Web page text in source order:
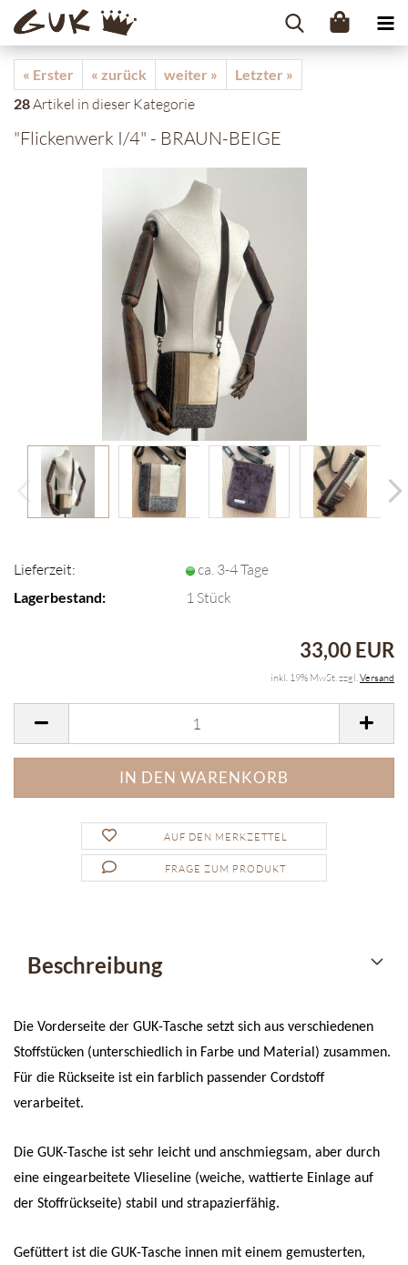
« Erster « zurück weiter »
Letzter »
28Artikel in dieser Kategorie
"Flickenwerk I/4" - BRAUN-BEIGE
Lieferzeit: ca. 3-4 Tage
Lagerbestand: 1 Stück
33,00 EUR
inkl. 19% MwSt. zzgl.Versand
AUF DEN MERKZETTEL
FRAGE ZUM PRODUKT
Beschreibung
Die Vorderseite der GUK-Tasche setzt sich aus verschiedenen
Stoffstücken (unterschiedlich in Farbe und Material) zusammen.
Für die Rückseite ist ein farblich passender Cordstoff
verarbeitet.
Die GUK-Tasche ist sehr leicht und anschmiegsam, aber durch
eine eingearbeitete Vlieseline (weiche, wattierte Einlage auf
der Stoffrückseite) stabil und strapazierfähig.
Gefüttert ist die GUK-Tasche innen mit einem gemusterten,